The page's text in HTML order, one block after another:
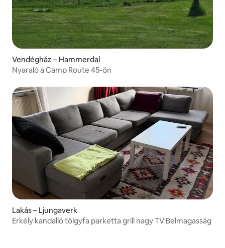
Vendégház – Hammerdal
Nyaraló a Camp Route 45-ön
Lakás – Ljungaverk
Erkély kandalló tölgyfa parketta grill nagy TV Belmagasság